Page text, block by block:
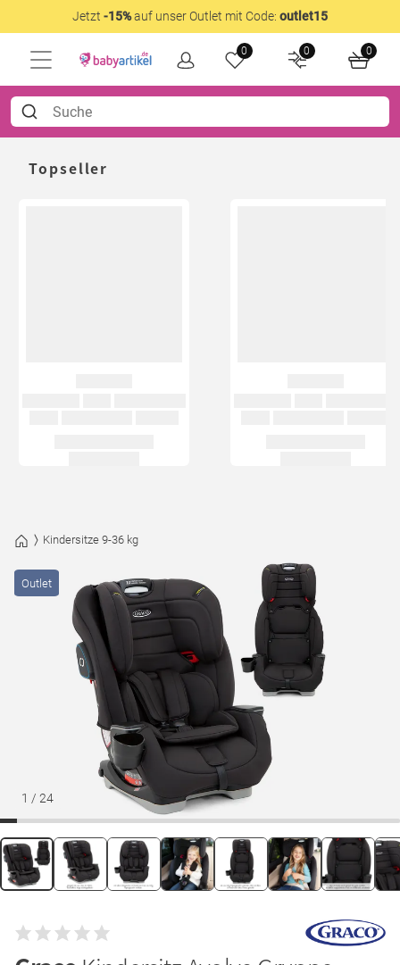
Jetzt -15%auf unser Outlet mit Code: outlet15
0 0 0
Topseller
Kindersitze 9-36 kg
1 / 24
Outlet